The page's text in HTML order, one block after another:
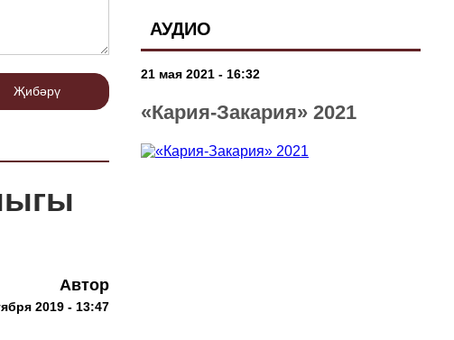
Җибәрү
Автор
2019 - 13:47
АУДИО
21 мая 2021 - 16:32
«Кария-Закария» 2021